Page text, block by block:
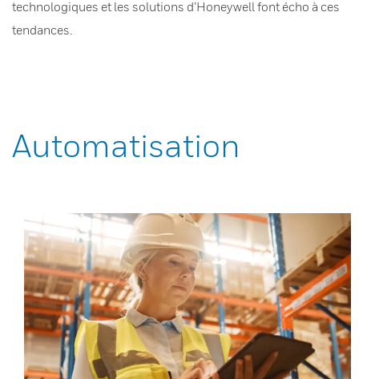
technologiques et les solutions d’Honeywell font écho à ces
tendances.
Automatisation